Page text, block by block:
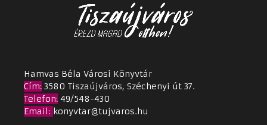
Hamvas Béla Városi Könyvtár
Cím: 3580 Tiszaújváros, Széchenyi út 37.
Telefon: 49/548-430
Email : konyvtar@tujvaros.hu